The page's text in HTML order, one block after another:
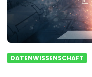
DATENWISSENSCHAFT